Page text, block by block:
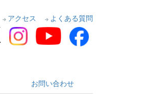
アクセス よくある質問
お問い合わせ